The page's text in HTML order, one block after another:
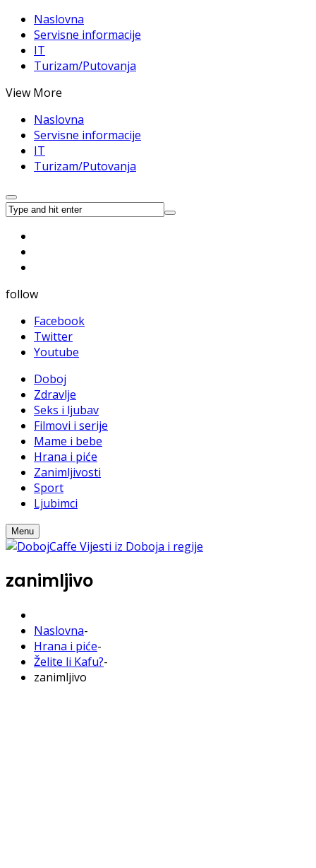
Naslovna
Servisne informacije
IT
Turizam/Putovanja
View More
Naslovna
Servisne informacije
IT
Turizam/Putovanja
follow
Facebook
Twitter
Youtube
Doboj
Zdravlje
Seks i ljubav
Filmovi i serije
Mame i bebe
Hrana i piće
Zanimljivosti
Sport
Ljubimci
Menu
zanimljivo
Naslovna-
Hrana i piće-
Želite li Kafu?-
zanimljivo